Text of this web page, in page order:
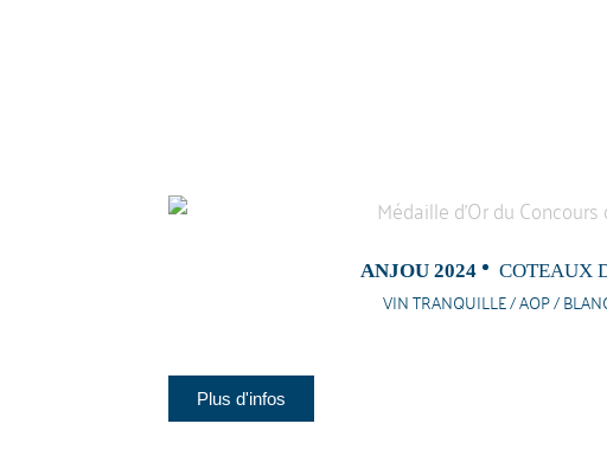
ANJOU 2024 COTEAUX
VIN TRANQUILLE / AOP /
Plus d'infos